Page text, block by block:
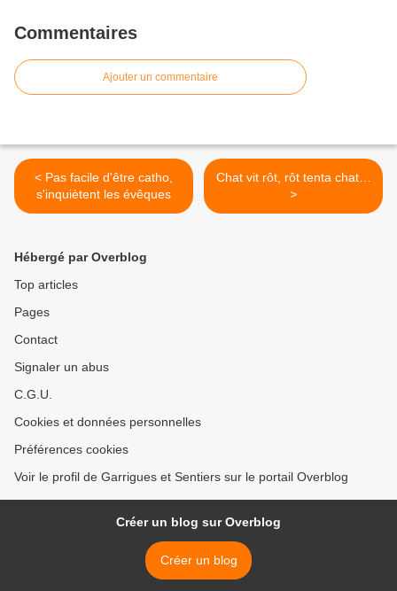
Commentaires
Ajouter un commentaire
< Pas facile d'être catho,
s'inquiètent les évêques
Chat vit rôt, rôt tenta chat…
>
Hébergé par Overblog
Top articles
Pages
Contact
Signaler un abus
C.G.U.
Cookies et données personnelles
Préférences cookies
Voir le profil de Garrigues et Sentiers sur le portail Overblog
Créer un blog sur Overblog
Créer un blog